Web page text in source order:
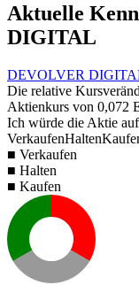
Aktuelle
DIGITAL
DEVOLVER
Die relative
Aktienkurs von 0,072
Ich würde die Aktie
VerkaufenHalten
■ Verkaufen
■ Halten
■ Kaufen